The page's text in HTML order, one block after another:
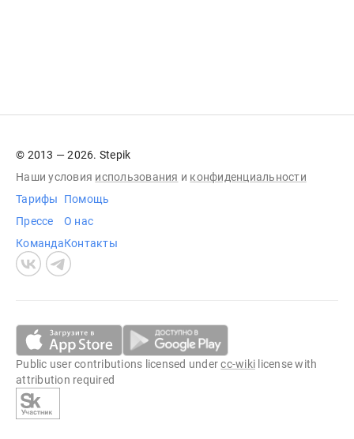
© 2013 — 2026. Stepik
Наши условия использования и конфиденциальности
Тарифы
Прессе
Команда
Помощь
О нас
Контакты
Public user contributions licensed undercc-wiki license with
attribution required